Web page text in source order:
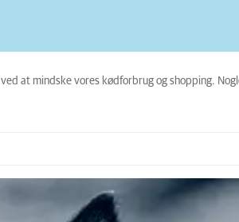
at mindske vores kødforbrug og shopping.